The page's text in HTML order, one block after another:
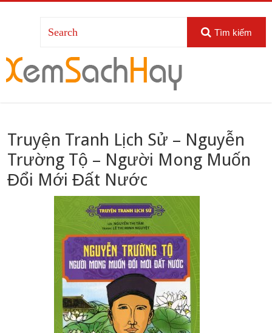
Tìm kiếm
Truyện Tranh Lịch Sử – Nguyễn
Trường Tộ – Người Mong Muốn
Đổi Mới Đất Nước